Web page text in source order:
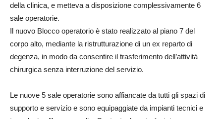
della clinica, e metteva a disposizione complessivamente 6
sale operatorie.
Il nuovo Blocco operatorio è stato realizzato al piano 7 del
corpo alto, mediante la ristrutturazione di un ex reparto di
degenza, in modo da consentire il trasferimento dell’attività
chirurgica senza interruzione del servizio.
Le nuove 5 sale operatorie sono affiancate da tutti gli spazi di
supporto e servizio e sono equipaggiate da impianti tecnici e